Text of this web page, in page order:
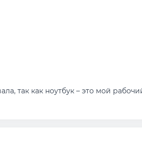
так как ноутбук – это мой